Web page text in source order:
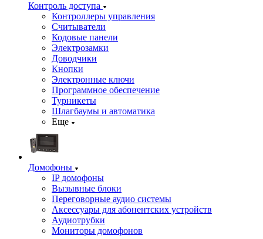
Контроль доступа
Контроллеры управления
Считыватели
Кодовые панели
Электрозамки
Доводчики
Кнопки
Электронные ключи
Программное обеспечение
Турникеты
Шлагбаумы и автоматика
Еще
Домофоны
IP домофоны
Вызывные блоки
Переговорные аудио системы
Аксессуары для абонентских устройств
Аудиотрубки
Мониторы домофонов